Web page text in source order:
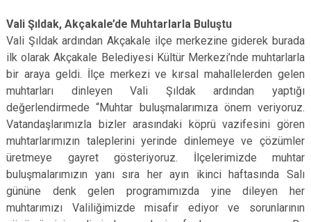
Vali Şıldak, Akçakale’de Muhtarlarla Buluştu
Vali Şıldak ardından Akçakale ilçe merkezine giderek burada
ilk olarak Akçakale Belediyesi Kültür Merkezi’nde muhtarlarla
bir araya geldi. İlçe merkezi ve kırsal mahallelerden gelen
muhtarları dinleyen Vali Şıldak ardından yaptığı
değerlendirmede “Muhtar buluşmalarımıza önem veriyoruz.
Vatandaşlarımızla bizler arasındaki köprü vazifesini gören
muhtarlarımızın taleplerini yerinde dinlemeye ve çözümler
üretmeye gayret gösteriyoruz. İlçelerimizde muhtar
buluşmalarımızın yanı sıra her ayın ikinci haftasında Salı
gününe denk gelen programımızda yine dileyen her
muhtarımızı Valiliğimizde misafir ediyor ve sorunlarının